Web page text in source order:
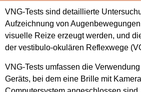
VNG-Tests sind detaillierte
Aufzeichnung von
visuelle Reize erzeugt werden, und
der vestibulo-okulären Reflexwege
VNG-Tests umfassen die
Geräts, bei dem eine Brille mit